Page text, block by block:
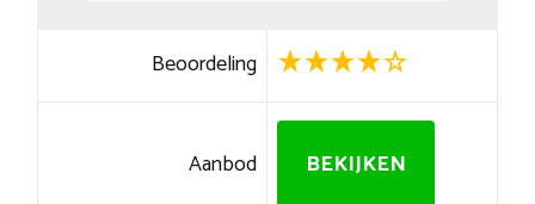
Beoordeling
Aanbod BEKIJKEN